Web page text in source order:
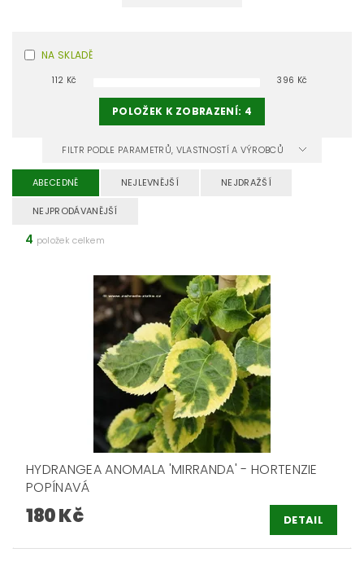
NA SKLADĚ
112 Kč 396 Kč
POLOŽEK K ZOBRAZENÍ: 4
FILTR PODLE PARAMETRŮ, VLASTNOSTÍ A VÝROBCŮ
ABECEDNĚ NEJLEVNĚJŠÍ NEJDRAŽŠÍ
NEJPRODÁVANĚJŠÍ
4 položek celkem
HYDRANGEA ANOMALA 'MIRRANDA' - HORTENZIE
POPÍNAVÁ
180 Kč DETAIL